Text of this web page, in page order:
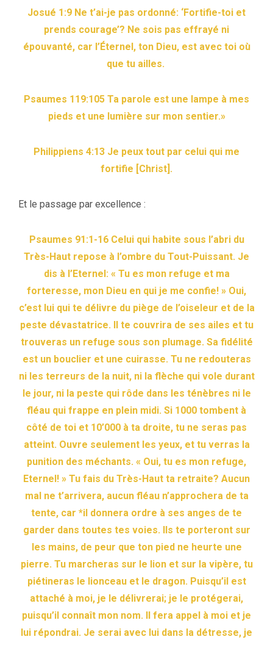
Josué 1:9 Ne t’ai-je pas ordonné: ‘Fortifie-toi et
prends courage’? Ne sois pas effrayé ni
épouvanté, car l’Éternel, ton Dieu, est avec toi où
que tu ailles.
Psaumes 119:105 Ta parole est une lampe à mes
pieds et une lumière sur mon sentier.»
Philippiens 4:13 Je peux tout par celui qui me
fortifie [Christ].
Et le passage par excellence :
Psaumes 91:1-16 Celui qui habite sous l’abri du
Très-Haut repose à l’ombre du Tout-Puissant. Je
dis à l’Eternel: « Tu es mon refuge et ma
forteresse, mon Dieu en qui je me confie! » Oui,
c’est lui qui te délivre du piège de l’oiseleur et de la
peste dévastatrice. Il te couvrira de ses ailes et tu
trouveras un refuge sous son plumage. Sa fidélité
est un bouclier et une cuirasse. Tu ne redouteras
ni les terreurs de la nuit, ni la flèche qui vole durant
le jour, ni la peste qui rôde dans les ténèbres ni le
fléau qui frappe en plein midi. Si 1000 tombent à
côté de toi et 10’000 à ta droite, tu ne seras pas
atteint. Ouvre seulement les yeux, et tu verras la
punition des méchants. « Oui, tu es mon refuge,
Eternel! » Tu fais du Très-Haut ta retraite? Aucun
mal ne t’arrivera, aucun fléau n’approchera de ta
tente, car *il donnera ordre à ses anges de te
garder dans toutes tes voies. Ils te porteront sur
les mains, de peur que ton pied ne heurte une
pierre. Tu marcheras sur le lion et sur la vipère, tu
piétineras le lionceau et le dragon. Puisqu’il est
attaché à moi, je le délivrerai; je le protégerai,
puisqu’il connaît mon nom. Il fera appel à moi et je
lui répondrai. Je serai avec lui dans la détresse, je